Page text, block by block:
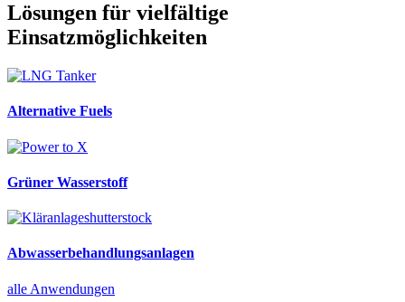
Lösungen für vielfältige
Einsatzmöglichkeiten
Alternative Fuels
Grüner Wasserstoff
shutterstock
Abwasserbehandlungsanlagen
alle Anwendungen